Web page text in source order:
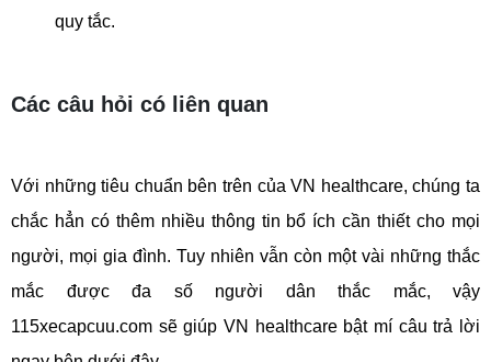
quy tắc.
Các câu hỏi có liên quan
Với những tiêu chuẩn bên trên của VN healthcare, chúng ta
chắc hẳn có thêm nhiều thông tin bổ ích cần thiết cho mọi
người, mọi gia đình. Tuy nhiên vẫn còn một vài những thắc
mắc được đa số người dân thắc mắc, vậy
115xecapcuu.com sẽ giúp VN healthcare bật mí câu trả lời